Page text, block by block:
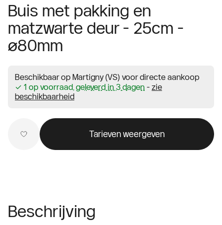
Buis met pakking en
matzwarte deur - 25cm -
ø80mm
Beschikbaar op Martigny (VS) voor directe aankoop
✓ 1 op voorraad, geleverd in 3 dagen - zie
beschikbaarheid
Tarieven weergeven
Beschrijving